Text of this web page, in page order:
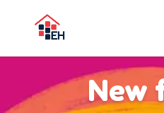
New